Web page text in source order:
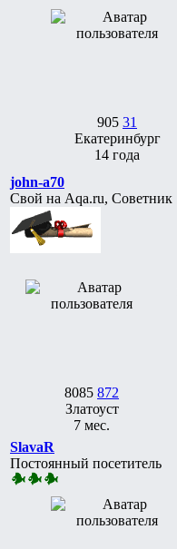
905 31
Екатеринбург
14 года
john-a70
Свой на Aqa.ru, Советник
8085 872
Златоуст
7 мес.
SlavaR
Постоянный посетитель